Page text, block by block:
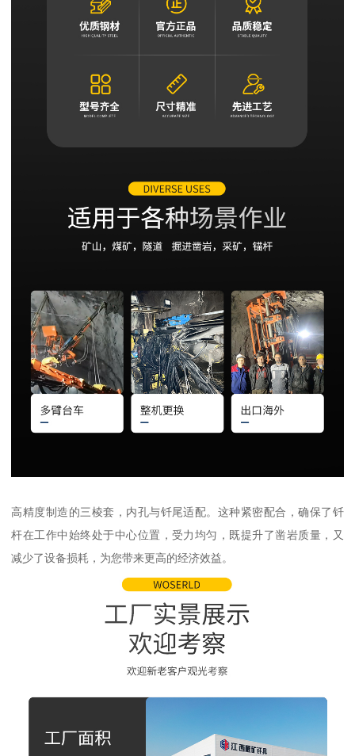
高精度制造的三棱套，内孔与钎尾适配。这种紧密配合，确保了钎
杆在工作中始终处于中心位置，受力均匀，既提升了凿岩质量，又
减少了设备损耗，为您带来更高的经济效益。